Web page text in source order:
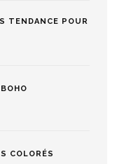
TENDANCE POUR
COLORÉS